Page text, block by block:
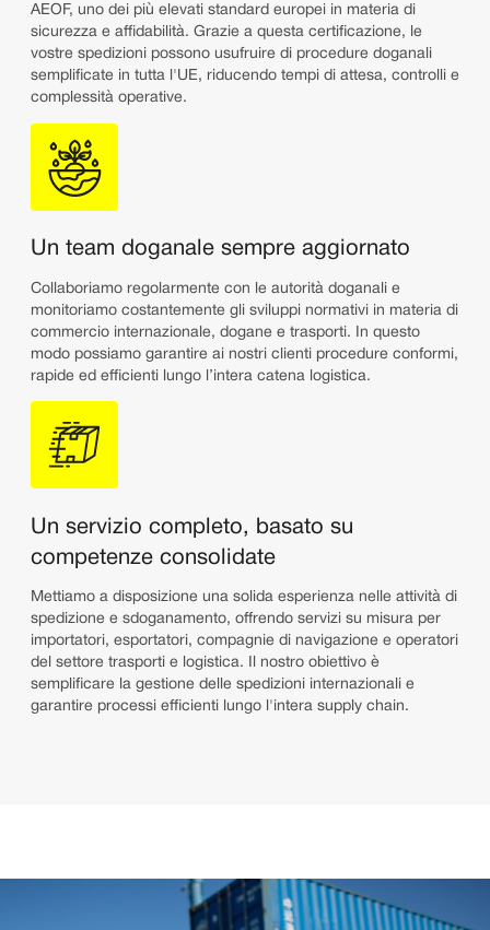
AEOF, uno dei più elevati standard europei in materia di
sicurezza e affidabilità. Grazie a questa certificazione, le
vostre spedizioni possono usufruire di procedure doganali
semplificate in tutta l'UE, riducendo tempi di attesa, controlli e
complessità operative.
Un team doganale sempre aggiornato
Collaboriamo regolarmente con le autorità doganali e
monitoriamo costantemente gli sviluppi normativi in materia di
commercio internazionale, dogane e trasporti. In questo
modo possiamo garantire ai nostri clienti procedure conformi,
rapide ed efficienti lungo l’intera catena logistica.
Un servizio completo, basato su
competenze consolidate
Mettiamo a disposizione una solida esperienza nelle attività di
spedizione e sdoganamento, offrendo servizi su misura per
importatori, esportatori, compagnie di navigazione e operatori
del settore trasporti e logistica. Il nostro obiettivo è
semplificare la gestione delle spedizioni internazionali e
garantire processi efficienti lungo l'intera supply chain.